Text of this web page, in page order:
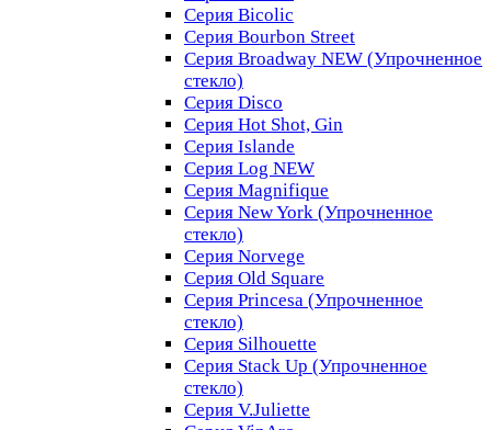
Серия Bicolic
Серия Bourbon Street
Серия Broadway NEW (Упрочненное
стекло)
Серия Disco
Серия Hot Shot, Gin
Серия Islande
Серия Log NEW
Серия Magnifique
Серия New York (Упрочненное
стекло)
Серия Norvege
Серия Old Square
Серия Princesa (Упрочненное
стекло)
Серия Silhouette
Серия Stack Up (Упрочненное
стекло)
Серия V.Juliette